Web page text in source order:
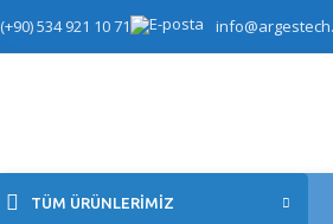
(+90) 534 921 10 71
TÜM ÜRÜNLERIMIZ